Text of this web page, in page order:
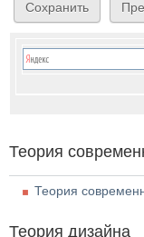
Теория
Теория
Теория дизайна